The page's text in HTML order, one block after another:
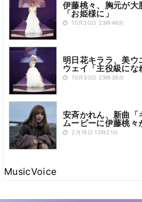
伊藤桃々、胸元が
「お姫様に」
10月30日 23時46分
明日花キララ、美
ウェイ「主役級にな
10月30日 23時36分
安斉かれん、新曲「
ムービーに伊藤桃々
2月19日 12時21分
MusicVoice